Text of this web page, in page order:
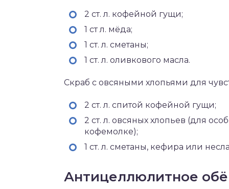
2 ст. л. кофейной гущи;
1 ст л. мёда;
1 ст. л. сметаны;
1 ст. л. оливкового масла.
Скраб с овсяными хлопьями для
2 ст. л. спитой кофейной гущи;
2 ст. л. овсяных хлопьев (для
кофемолке);
1 ст. л. сметаны, кефира или
Антицеллюлитное